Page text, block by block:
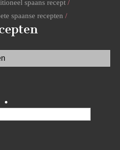
spaans recept
spaanse recepten